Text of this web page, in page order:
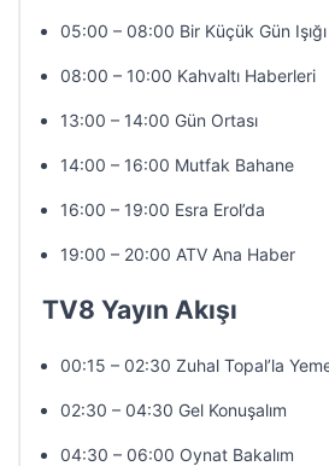
05:00 – 08:00 Bir Küçük Gün Işığı
08:00 – 10:00 Kahvaltı Haberleri
13:00 – 14:00 Gün Ortası
14:00 – 16:00 Mutfak Bahane
16:00 – 19:00 Esra Erol’da
19:00 – 20:00 ATV Ana Haber
TV8 Yayın Akışı
00:15 – 02:30 Zuhal Topal’la
02:30 – 04:30 Gel Konuşalım
04:30 – 06:00 Oynat Bakalım